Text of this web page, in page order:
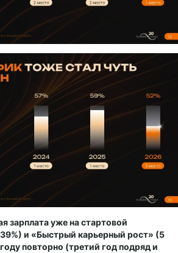
зарплата уже на стартовой
и «Быстрый карьерный рост» (5
повторно (третий год подряд и